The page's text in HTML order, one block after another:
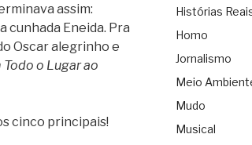
assim:
cunhada Eneida. Pra
Oscar alegrinho e
Todo o Lugar ao
cinco principais!
Histórias
Homo
Jornalismo
Meio
Mudo
Musical